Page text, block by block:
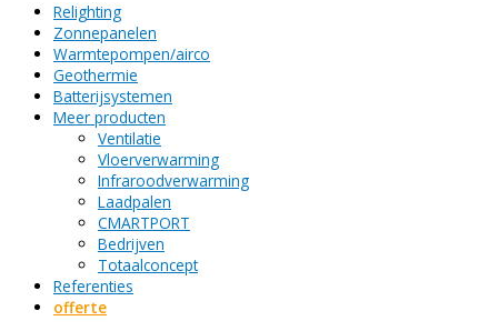
Relighting
Zonnepanelen
Warmtepompen/airco
Geothermie
Batterijsystemen
Meer producten
Ventilatie
Vloerverwarming
Infraroodverwarming
Laadpalen
CMARTPORT
Bedrijven
Totaalconcept
Referenties
offerte